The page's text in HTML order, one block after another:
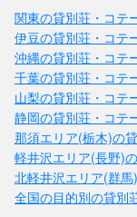
関東の貸別荘・コテ
伊豆の貸別荘・コテ
沖縄の貸別荘・コテ
千葉の貸別荘・コテ
山梨の貸別荘・コテ
静岡の貸別荘・コテ
那須エリア(栃木)の
軽井沢エリア(長野)
北軽井沢エリア(群
全国の目的別の貸別